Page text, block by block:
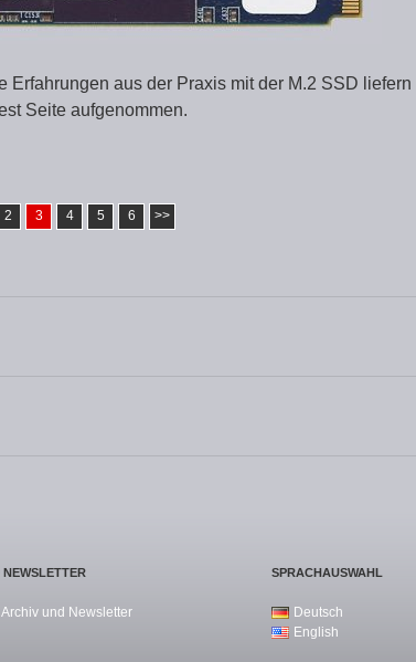
Erfahrungen aus der Praxis mit der M.2 SSD liefern
Seite aufgenommen.
2 3 4 5 6 >>
und Newsletter
SPRACHAUSWAHL
Deutsch
English